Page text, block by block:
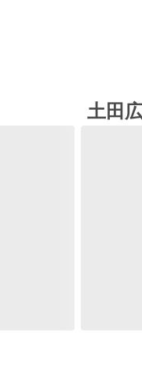
土田